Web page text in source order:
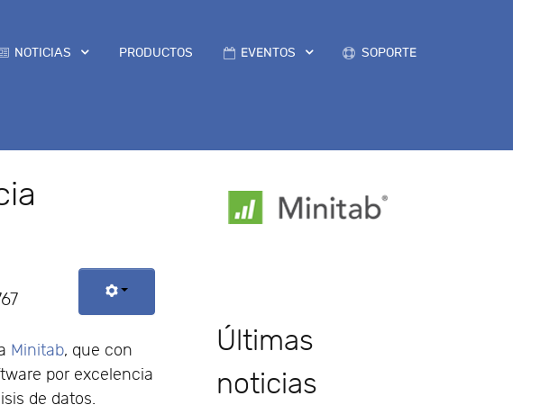
NOTICIAS PRODUCTOS EVENTOS SOPORTE
Minitab, que con
por excelencia
de datos.
Últimas
noticias